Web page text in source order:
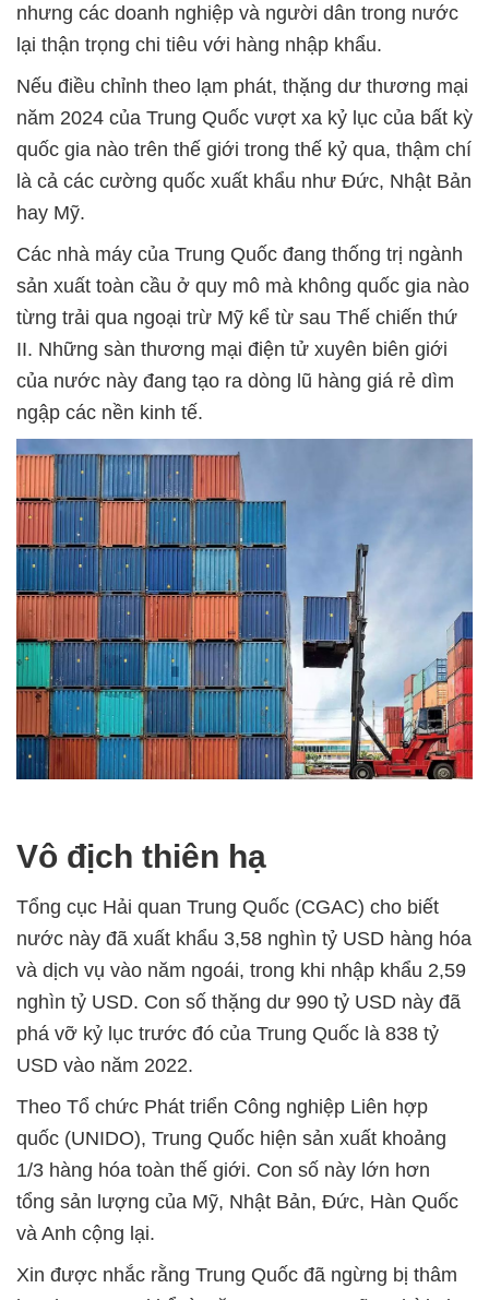
nhưng các doanh nghiệp và người dân trong nước
lại thận trọng chi tiêu với hàng nhập khẩu.
Nếu điều chỉnh theo lạm phát, thặng dư thương mại
năm 2024 của Trung Quốc vượt xa kỷ lục của bất kỳ
quốc gia nào trên thế giới trong thế kỷ qua, thậm chí
là cả các cường quốc xuất khẩu như Đức, Nhật Bản
hay Mỹ.
Các nhà máy của Trung Quốc đang thống trị ngành
sản xuất toàn cầu ở quy mô mà không quốc gia nào
từng trải qua ngoại trừ Mỹ kể từ sau Thế chiến thứ
II. Những sàn thương mại điện tử xuyên biên giới
của nước này đang tạo ra dòng lũ hàng giá rẻ dìm
ngập các nền kinh tế.
Vô địch thiên hạ
Tổng cục Hải quan Trung Quốc (CGAC) cho biết
nước này đã xuất khẩu 3,58 nghìn tỷ USD hàng hóa
và dịch vụ vào năm ngoái, trong khi nhập khẩu 2,59
nghìn tỷ USD. Con số thặng dư 990 tỷ USD này đã
phá vỡ kỷ lục trước đó của Trung Quốc là 838 tỷ
USD vào năm 2022.
Theo Tổ chức Phát triển Công nghiệp Liên hợp
quốc (UNIDO), Trung Quốc hiện sản xuất khoảng
1/3 hàng hóa toàn thế giới. Con số này lớn hơn
tổng sản lượng của Mỹ, Nhật Bản, Đức, Hàn Quốc
và Anh cộng lại.
Xin được nhắc rằng Trung Quốc đã ngừng bị thâm